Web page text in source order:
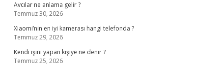
Avcılar ne anlama gelir ?
Temmuz 30, 2026
Xiaomi’nin en iyi kamerası hangi telefonda ?
Temmuz 29, 2026
Kendi işini yapan kişiye ne denir ?
Temmuz 25, 2026